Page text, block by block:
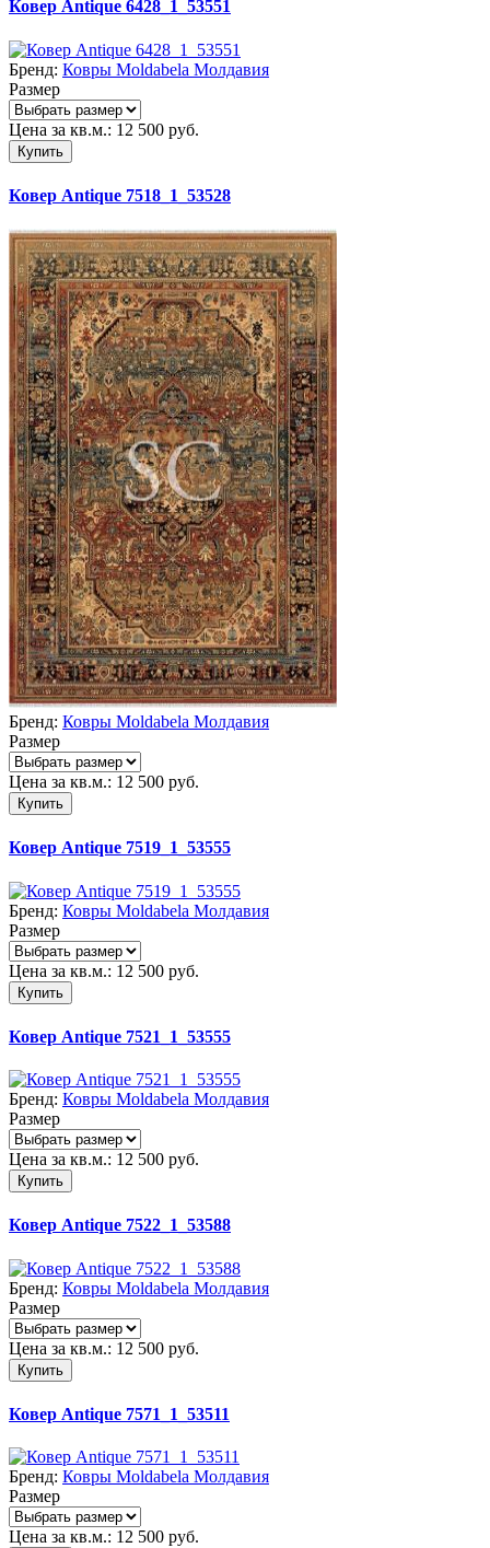
Ковер Antique 6428_1_53551
Бренд: Ковры Moldabela Молдавия
Размер
Цена за кв.м.: 12 500 руб.
Купить
Ковер Antique 7518_1_53528
Бренд: Ковры Moldabela Молдавия
Размер
Цена за кв.м.: 12 500 руб.
Купить
Ковер Antique 7519_1_53555
Бренд: Ковры Moldabela Молдавия
Размер
Цена за кв.м.: 12 500 руб.
Купить
Ковер Antique 7521_1_53555
Бренд: Ковры Moldabela Молдавия
Размер
Цена за кв.м.: 12 500 руб.
Купить
Ковер Antique 7522_1_53588
Бренд: Ковры Moldabela Молдавия
Размер
Цена за кв.м.: 12 500 руб.
Купить
Ковер Antique 7571_1_53511
Бренд: Ковры Moldabela Молдавия
Размер
Цена за кв.м.: 12 500 руб.